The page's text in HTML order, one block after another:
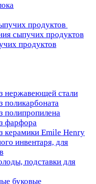
продуктов
сыпучих продуктов
продуктов
нержавеющей стали
поликарбоната
полипропилена
фарфора
керамики Emile Henry
инвентаря, для
подставки для
буковые